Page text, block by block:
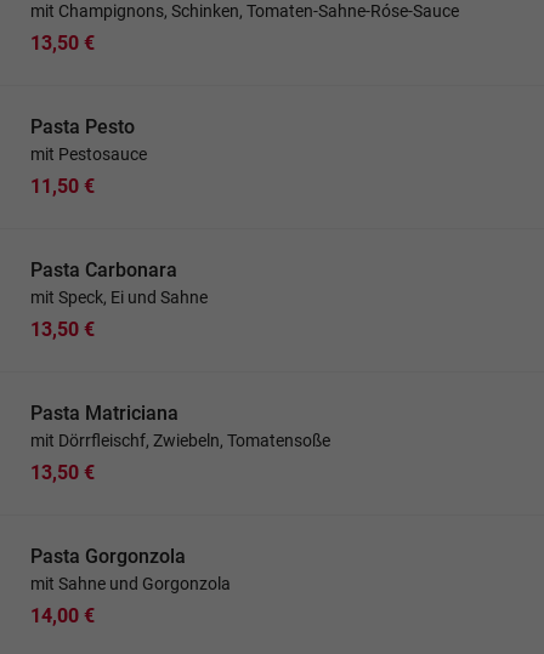
mit Champignons, Schinken, Tomaten-Sahne-Róse-Sauce
13,50 €
Pasta Pesto
mit Pestosauce
11,50 €
Pasta Carbonara
mit Speck, Ei und Sahne
13,50 €
Pasta Matriciana
mit Dörrfleischf, Zwiebeln, Tomatensoße
13,50 €
Pasta Gorgonzola
mit Sahne und Gorgonzola
14,00 €